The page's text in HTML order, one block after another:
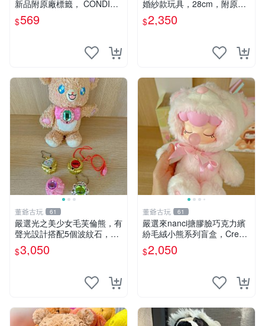
新品附原廠標籤， CONDITI
ON 良好，詳情請參閱商品圖
片。 星巴克 毛絨小熊 水杯包
$569
婚紗款玩具，28cm，附原
盒，保存極佳實拍，婚紗細節
清晰可見，偶像收藏推薦 婚
$2,350
董爺古玩 61
嚴選光之美少女毛芙倫熊，有
聲光設計搭配5個波紋石，成
色完美如圖。爽快附電池，讓
愛心不打折扣。 光之美少女
$3,050
董爺古玩 61
嚴選來nanci搪膠臉巧克力繽
紛毛絨小熊系列盲盒，Crea
my櫻花巧藝盲盒 隱藏款Crea
my櫻花巧藝 嬰熊盲盒娃娃 樂
$2,050